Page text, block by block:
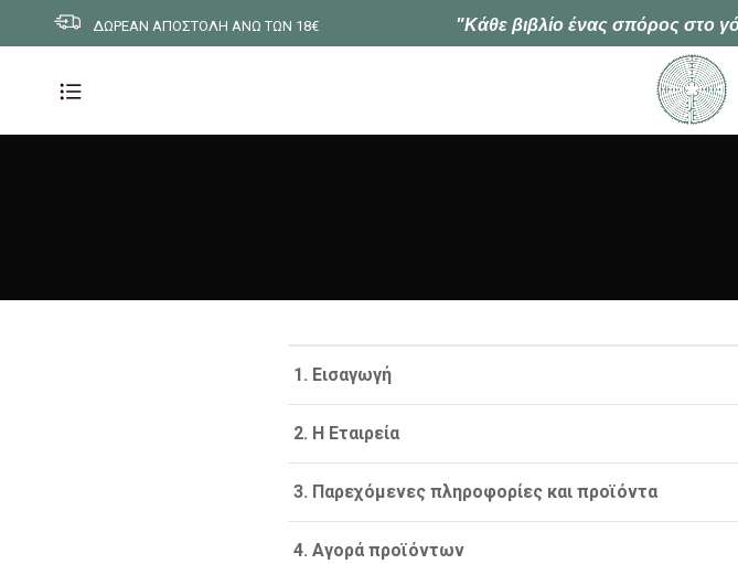
ΔΩΡΕΑΝ ΑΠΟΣΤΟΛΗ ΑΝΩ ΤΩΝ 18€ "Κάθε βιβλίο ένας σπόρος στο
1. Εισαγωγή
2. Η Εταιρεία
3. Παρεχόμενες πληροφορίες και προϊόντα
4. Αγορά προϊόντων